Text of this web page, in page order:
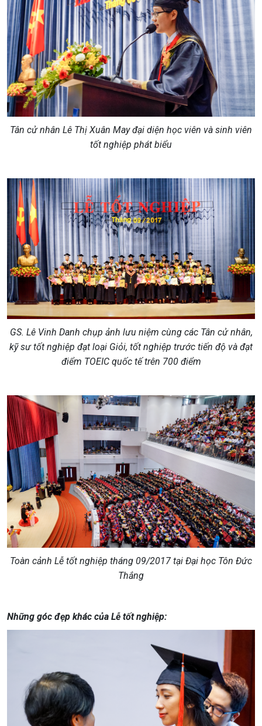
Tân cử nhân Lê Thị Xuân May đại diện học viên và sinh viên
tốt nghiệp phát biểu
GS. Lê Vinh Danh chụp ảnh lưu niệm cùng các Tân cử nhân,
kỹ sư tốt nghiệp đạt loại Giỏi, tốt nghiệp trước tiến độ và đạt
điểm TOEIC quốc tế trên 700 điểm
Toàn cảnh Lễ tốt nghiệp tháng 09/2017 tại Đại học Tôn Đức
Thắng
Những góc đẹp khác của Lễ tốt nghiệp: